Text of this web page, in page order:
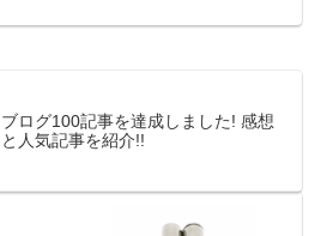
ブログ100記事を達成しました! 感想
と人気記事を紹介!!